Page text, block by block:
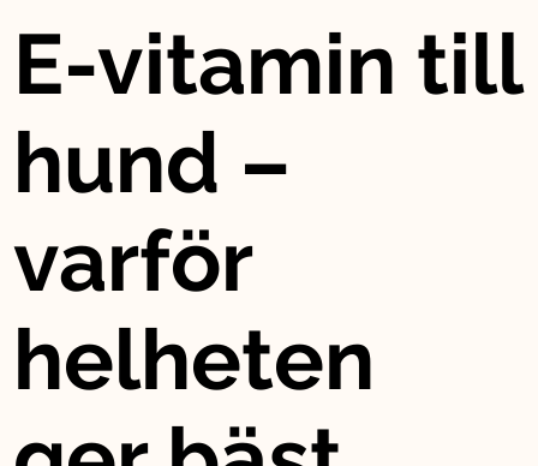
E-vitamin till
hund –
varför
helheten